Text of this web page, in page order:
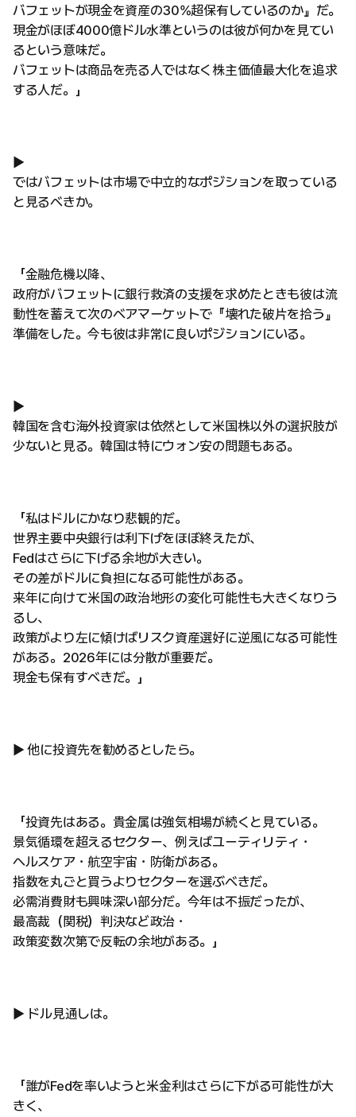
バフェットが現金を資産の30%超保有しているのか』だ。
現金がほぼ4000億ドル水準というのは彼が何かを見てい
るという意味だ。
バフェットは商品を売る人ではなく株主価値最大化を追求
する人だ。」
▶
ではバフェットは市場で中立的なポジションを取っている
と見るべきか。
「金融危機以降、
政府がバフェットに銀行救済の支援を求めたときも彼は流
動性を蓄えて次のベアマーケットで『壊れた破片を拾う』
準備をした。今も彼は非常に良いポジションにいる。
▶
韓国を含む海外投資家は依然として米国株以外の選択肢が
少ないと見る。韓国は特にウォン安の問題もある。
「私はドルにかなり悲観的だ。
世界主要中央銀行は利下げをほぼ終えたが、
Fedはさらに下げる余地が大きい。
その差がドルに負担になる可能性がある。
来年に向けて米国の政治地形の変化可能性も大きくなりう
るし、
政策がより左に傾けばリスク資産選好に逆風になる可能性
がある。2026年には分散が重要だ。
現金も保有すべきだ。」
▶ 他に投資先を勧めるとしたら。
「投資先はある。貴金属は強気相場が続くと見ている。
景気循環を超えるセクター、例えばユーティリティ・
ヘルスケア・航空宇宙・防衛がある。
指数を丸ごと買うよりセクターを選ぶべきだ。
必需消費財も興味深い部分だ。今年は不振だったが、
最高裁（関税）判決など政治・
政策変数次第で反転の余地がある。」
▶ ドル見通しは。
「誰がFedを率いようと米金利はさらに下がる可能性が大
きく、